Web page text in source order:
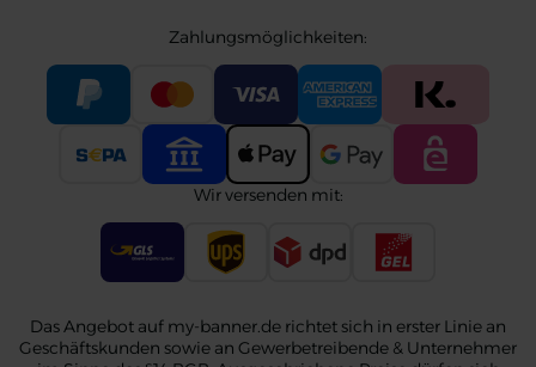
Zahlungsmöglichkeiten:
Wir versenden mit:
Das Angebot auf my-banner.de richtet sich in erster Linie an
Geschäftskunden sowie an Gewerbetreibende & Unternehmer